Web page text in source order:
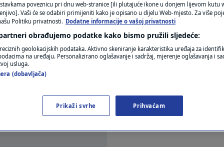
srijedu da ove godine planira otvoriti 3.500
novih radnika angažirati u proizvodnji civilnih
poveznicu pri dnu web-stranice [ili plutajuće ikone u donjem lijevom kutu
Vaši će se odabiri primijeniti kako je opisano u dijelu Web-mjesto. Za više
Politiku privatnosti. Dodatne informacije o vašoj privatnosti
obrađujemo podatke kako bismo pružili sljedeće:
geolokacijskih podataka. Aktivno skeniranje karakteristika uređaja za
na uređaju. Personalizirano oglašavanje i sadržaj, mjerenje oglašavanja i
usluga.
(dobavljača)
Prikaži svrhe Prihvaćam